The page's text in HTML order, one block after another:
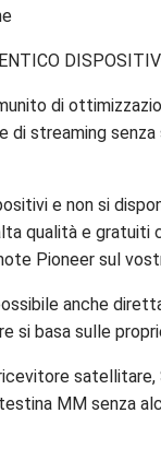
di
streaming
e non si
qualità e
Pioneer sul
anche
si basa sulle
MM senza